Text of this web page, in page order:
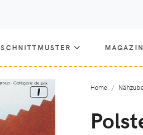
SCHNITTMUSTER MAGAZIN
Home